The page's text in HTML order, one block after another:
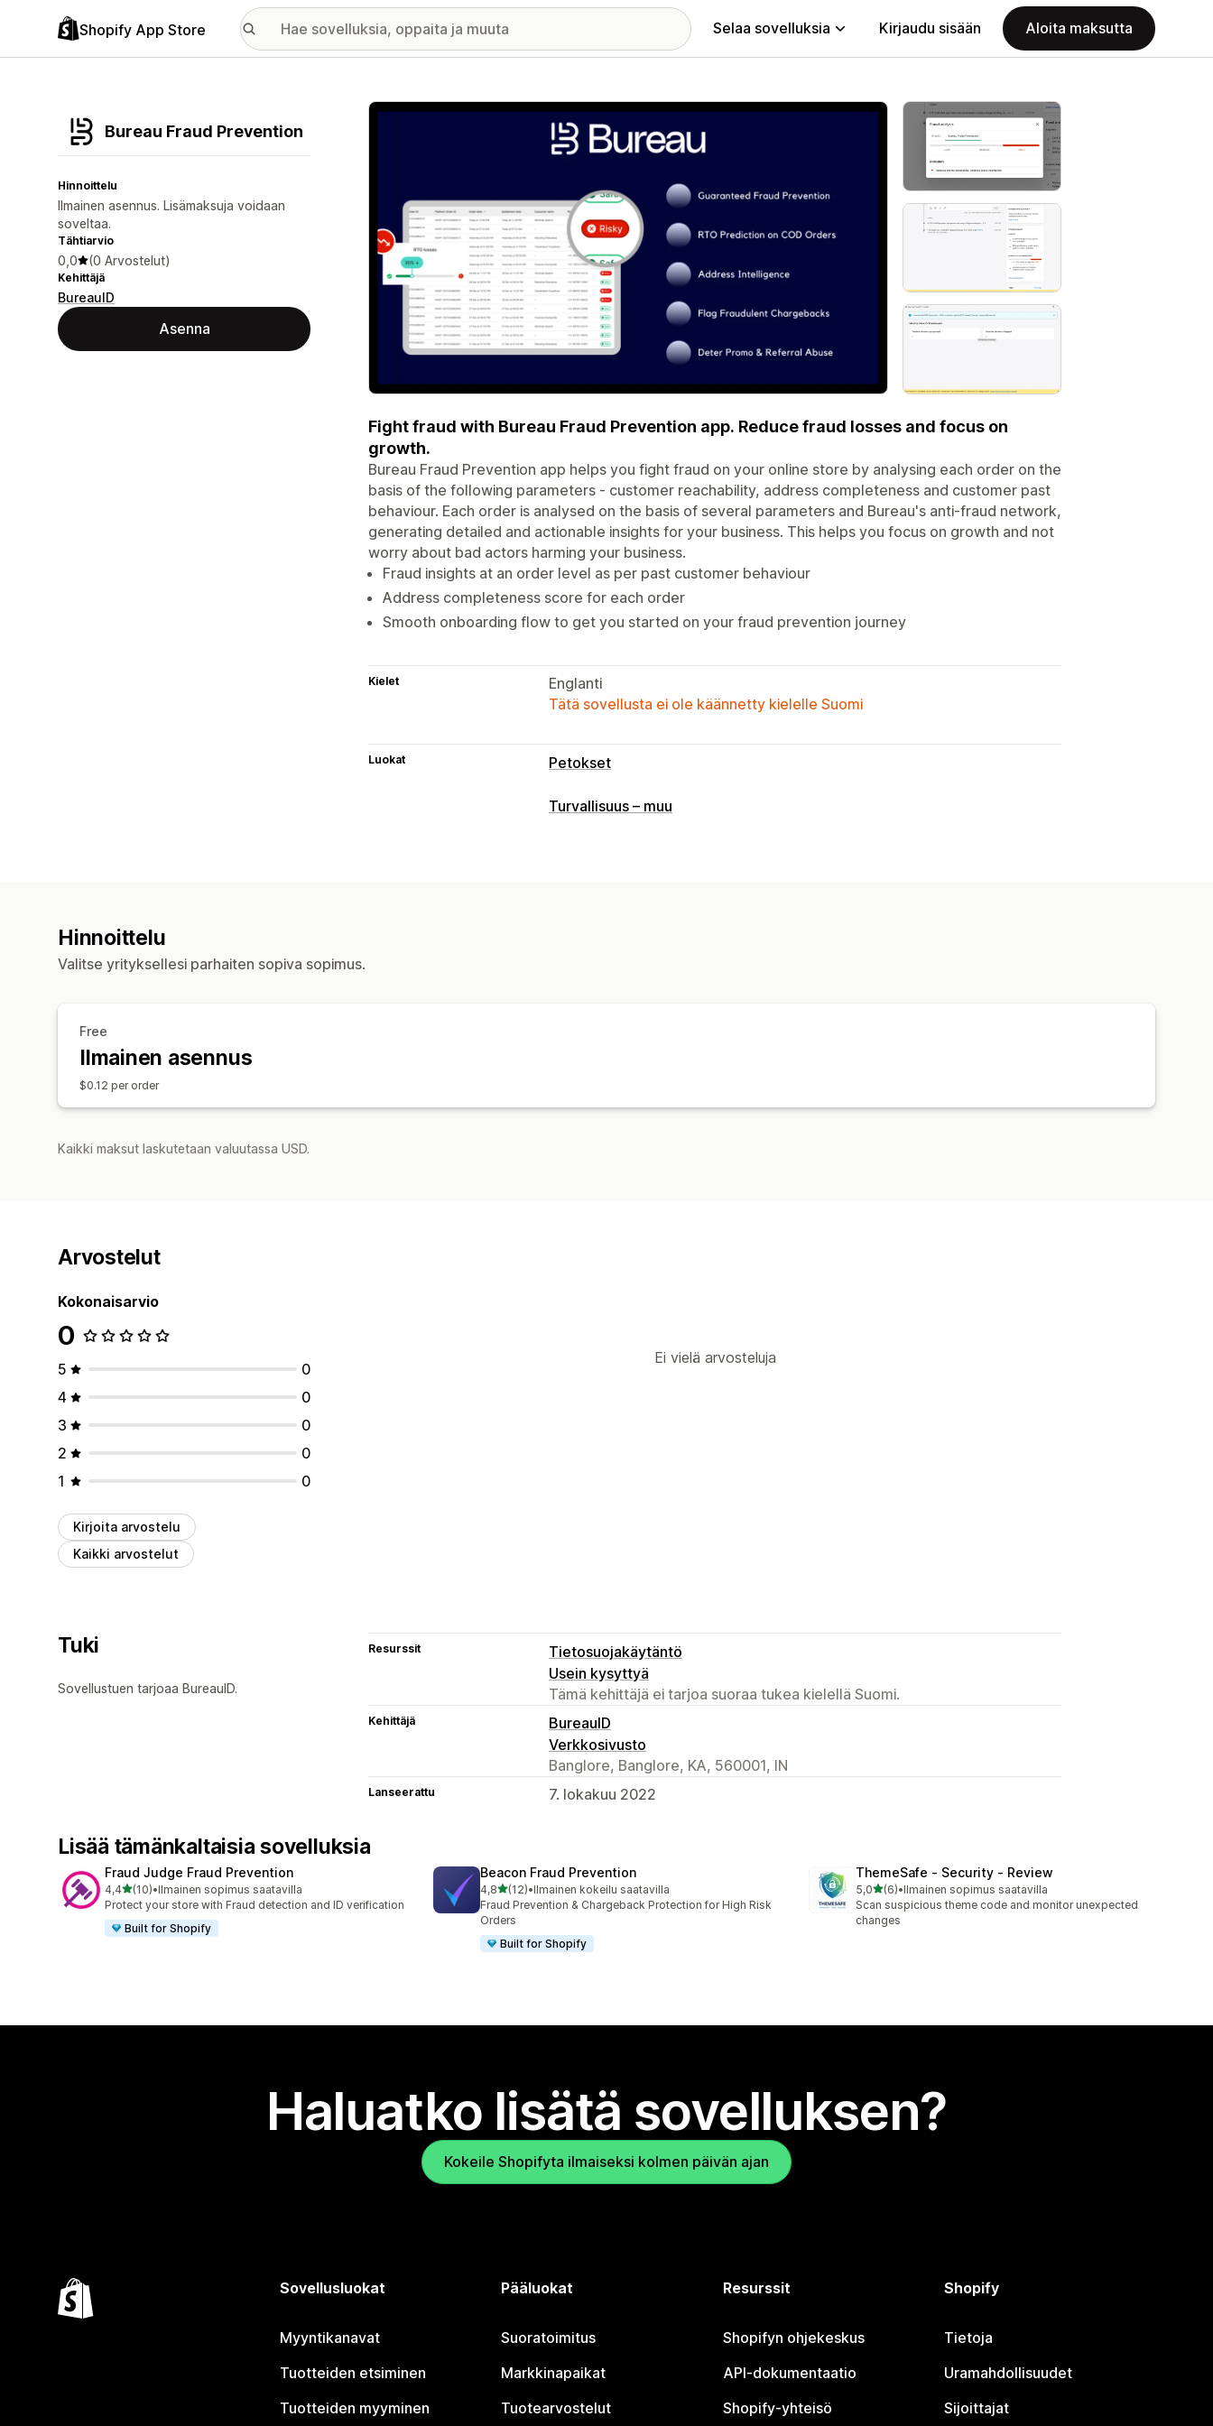
Shopify App Store Selaa sovelluksia Kirjaudu sisään Aloita maksutta
Bureau Fraud Prevention
Hinnoittelu
Ilmainen asennus. Lisämaksuja voidaan
soveltaa.
Tähtiarvio
0,0 (0 Arvostelut)
Kehittäjä
BureauID
Asenna
Esittelykuvagalleria
Fight fraud with Bureau Fraud Prevention app. Reduce fraud losses and focus on
growth.
Bureau Fraud Prevention app helps you fight fraud on your online store by analysing each order on the
basis of the following parameters - customer reachability, address completeness and customer past
behaviour. Each order is analysed on the basis of several parameters and Bureau's anti-fraud network,
generating detailed and actionable insights for your business. This helps you focus on growth and not
worry about bad actors harming your business.
Fraud insights at an order level as per past customer behaviour
Address completeness score for each order
Smooth onboarding flow to get you started on your fraud prevention journey
Kielet
Englanti
Tätä sovellusta ei ole käännetty kielelle Suomi
Luokat Petokset
Turvallisuus – muu
Hinnoittelu
Valitse yrityksellesi parhaiten sopiva sopimus.
Free
Ilmainen asennus
$0.12 per order
Kaikki maksut laskutetaan valuutassa USD.
Arvostelut
Kokonaisarvio
0
5
0
4
0
3
0
2
0
1
0
Kirjoita arvostelu
Kaikki arvostelut
Ei vielä arvosteluja
Tuki
Sovellustuen tarjoaa BureauID.
Resurssit
Tietosuojakäytäntö
Usein kysyttyä
Tämä kehittäjä ei tarjoa suoraa tukea kielellä Suomi.
Kehittäjä
BureauID
Verkkosivusto
Banglore, Banglore, KA, 560001, IN
Lanseerattu 7. lokakuu 2022
Lisää tämänkaltaisia sovelluksia
Fraud Judge Fraud Prevention
4,4/ 5 tähteä
(10)
10 arvostelua yhteensä
•Ilmainen sopimus saatavilla
Protect your store with Fraud detection and ID verification
Built for Shopify
Beacon Fraud Prevention
4,8/ 5 tähteä
(12)
12 arvostelua yhteensä
•Ilmainen kokeilu saatavilla
Fraud Prevention & Chargeback Protection for High Risk
Orders
Built for Shopify
ThemeSafe ‑ Security ‑ Review
5,0/ 5 tähteä
(6)
6 arvostelua yhteensä
•Ilmainen sopimus saatavilla
Scan suspicious theme code and monitor unexpected
changes
Haluatko lisätä sovelluksen?
Kokeile Shopifyta ilmaiseksi kolmen päivän ajan
Sovellusluokat
Myyntikanavat
Tuotteiden etsiminen
Tuotteiden myyminen
Pääluokat
Suoratoimitus
Markkinapaikat
Tuotearvostelut
Resurssit
Shopifyn ohjekeskus
API-dokumentaatio
Shopify-yhteisö
Shopify
Tietoja
Uramahdollisuudet
Sijoittajat